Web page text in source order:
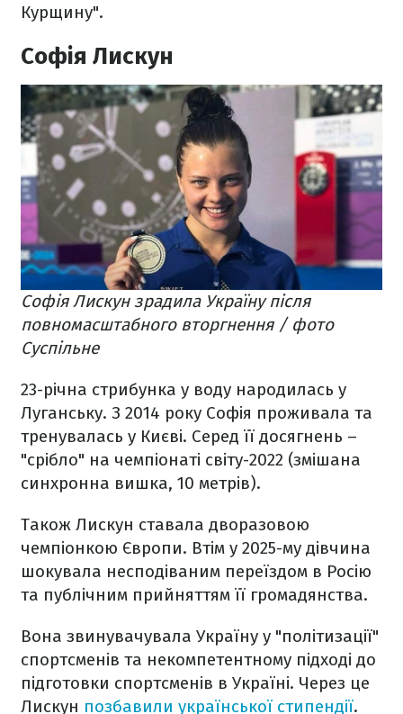
Курщину".
Софія Лискун
Софія Лискун зрадила Україну після
повномасштабного вторгнення / фото
Суспільне
23-річна стрибунка у воду народилась у
Луганську. З 2014 року Софія проживала та
тренувалась у Києві. Серед її досягнень –
"срібло" на чемпіонаті світу-2022 (змішана
синхронна вишка, 10 метрів).
Також Лискун ставала дворазовою
чемпіонкою Європи. Втім у 2025-му дівчина
шокувала несподіваним переїздом в Росію
та публічним прийняттям її громадянства.
Вона звинувачувала Україну у "політизації"
спортсменів та некомпетентному підході до
підготовки спортсменів в Україні. Через це
Лискун позбавили української стипендії.